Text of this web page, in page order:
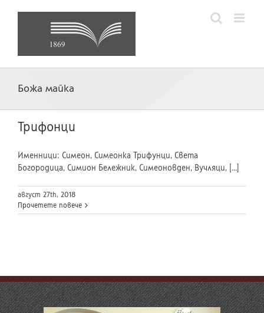
Божа майка
Трифонци
Именници: Симеон, Симеонка Трифунци, Света
Богородица, Симион Бележник, Симеоновден, Вучляци, [...]
август 27th, 2018
Прочетете повече